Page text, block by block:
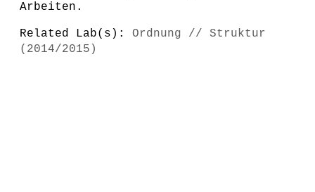
Arbeiten.
Related Lab(s): Ordnung // Struktur
(2014/2015)